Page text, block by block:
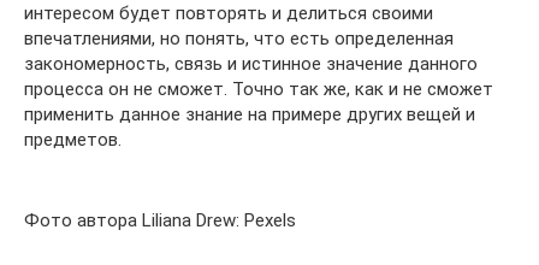
интересом будет повторять и делиться своими
впечатлениями, но понять, что есть определенная
закономерность, связь и истинное значение данного
процесса он не сможет. Точно так же, как и не сможет
применить данное знание на примере других вещей и
предметов.
Фото автора Liliana Drew: Pexels